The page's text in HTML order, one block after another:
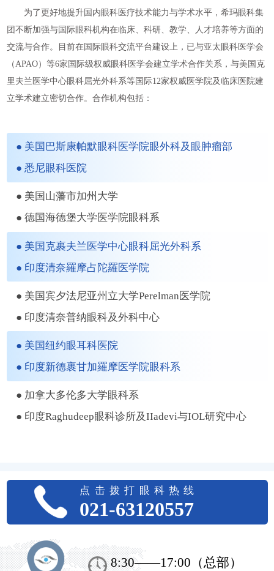
为了更好地提升国内眼科医疗技术能力与学术水平，希玛眼科集
团不断加强与国际眼科机构在临床、科研、教学、人才培养等方面的
交流与合作。目前在国际眼科交流平台建设上，已与亚太眼科医学会
（APAO）等6家国际级权威眼科医学会建立学术合作关系，与美国克
里夫兰医学中心眼科屈光外科系等国际12家权威医学院及临床医院建
立学术建立密切合作。合作机构包括：
● 美国巴斯康帕默眼科医学院眼外科及眼肿瘤部
● 悉尼眼科医院
● 美国山藩市加州大学
● 德国海德堡大学医学院眼科系
● 美国克裹夫兰医学中心眼科屈光外科系
● 印度清奈羅摩占陀羅医学院
● 美国宾夕法尼亚州立大学Perelman医学院
● 印度清奈普纳眼科及外科中心
● 美国纽约眼耳科医院
● 印度新德裹甘加羅摩医学院眼科系
● 加拿大多伦多大学眼科系
● 印度Raghudeep眼科诊所及IIadevi与IOL研究中心
点击拨打眼科热线
021-63120557
8:30——17:00（总部）